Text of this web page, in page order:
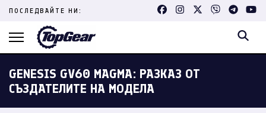
Skip
content
ПОСЛЕДВАЙТЕ НИ:
GENESIS GV60 MAGMA: РАЗКАЗ ОТ
СЪЗДАТЕЛИТЕ НА МОДЕЛА